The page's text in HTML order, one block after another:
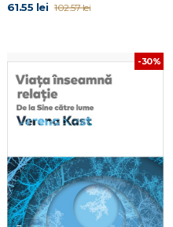
61.55 lei 102.57 lei
-30%